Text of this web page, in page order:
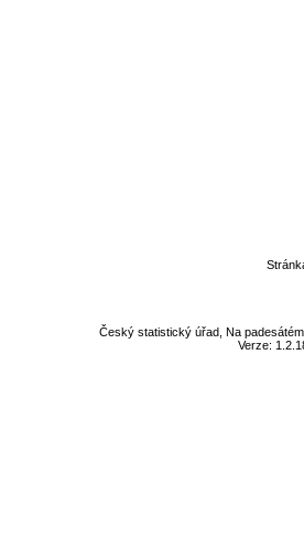
Český statistický úřad, Na
Verze: